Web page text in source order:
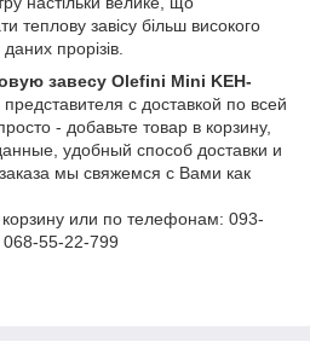
теплову завісу більш високого
прорізів.
завесу Olefini Mini KEH-
с доставкой по всей
- добавьте товар в корзину,
удобный способ доставки и
мы свяжемся с Вами как
или по телефонам: 093-
55-22-799